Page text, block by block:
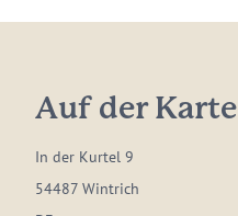
Auf der Karte
In der Kurtel 9
54487 Wintrich